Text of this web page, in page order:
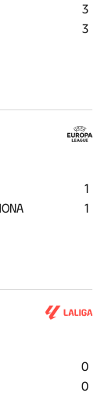
3
3
1
1
0
0